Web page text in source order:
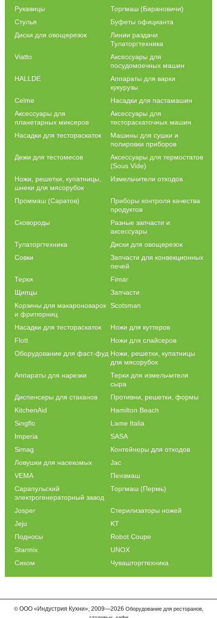
Рукавицы
Торгмаш (Барановичи)
Стулья
Буфеты официанта
Диски для овощерезок
Линии раздачи
Тулаторгтехника
Viatto
Аксессуары для
посудомоечных машин
HALLDE
Аппараты для варки
кукурузы
Celme
Насадки для пастамашин
Аксессуары для
планетарных миксеров
Аксессуары для
тестораскаточных машин
Насадки для тестораскаток
Машины для сушки и
полировки приборов
Дежи для тестомесов
Аксессуары для термостатов
(Sous Vide)
Ножи, решетки, купатницы,
шнеки для мясорубок
Измельчители отходов
Проммаш (Саратов)
Приборы контроля качества
продуктов
Сковороды
Разные запчасти и
аксессуары
Тулаторгтехника
Диски для овощерезок
Совки
Запчасти для конвекционных
печей
Терки
Fimar
Щипцы
Запчасти
Корзины для макароноварок
и фритюрниц
Scotsman
Насадки для тестораскаток
Ножи для куттеров
Flott
Ножи для слайсеров
Оборудование для фаст-фуд Ножи, решетки, купатницы
для мясорубок
Аппараты для нарезки
Терки для измельчителя
сыра
Диспенсеры для стаканов
Противни, решетки, формы
KitchenAid
Hamilton Beach
Singflo
Lame Italia
Imperia
SASA
Simag
Контейнеры для отходов
Ловушки для насекомых
Jac
VEMA
Пензмаш
Сарапульский
электрогенераторный завод
Торгмаш (Пермь)
Josper
Стерилизаторы ножей
Jeju
KT
Подносы
Robot Coupe
Starmix
UNOX
Сиком
Чувашторгтехника
© ООО «Индустрия Кухни»,2009—2026 Оборудование для ресторанов,